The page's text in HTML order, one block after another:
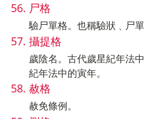
尸格
驗尸單格。也稱驗狀﹑尸單
攝提格
歲陰名。古代歲星紀年法
紀年法中的寅年。
赦格
赦免條例。